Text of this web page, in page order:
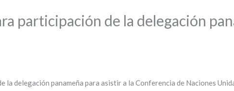
participación de la delegación
delegación panameña para asistir a la Conferencia de Naciones